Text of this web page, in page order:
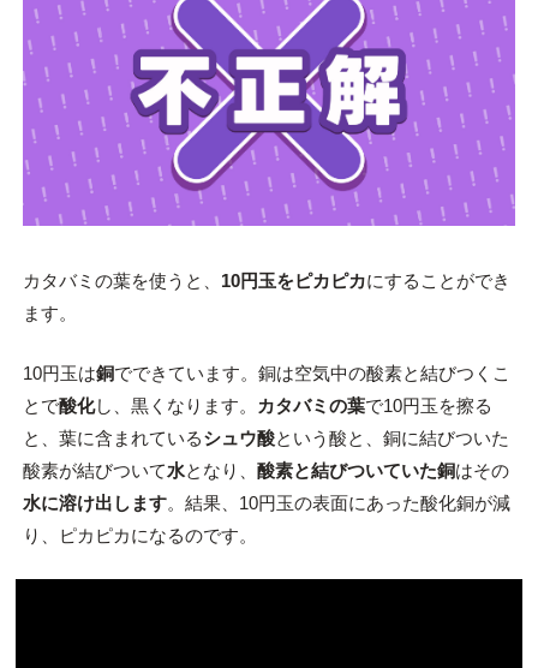
カタバミの葉を使うと、 10円玉をピカピカにすることができ
ます。
10円玉は銅でできています。銅は空気中の酸素と結びつくこ
とで酸化し、黒くなります。 カタバミの葉で10円玉を擦る
と、葉に含まれているシュウ酸という酸と、銅に結びついた
酸素が結びついて水となり、 酸素と結びついていた銅はその
水に溶け出します。結果、10円玉の表面にあった酸化銅が減
り、ピカピカになるのです。